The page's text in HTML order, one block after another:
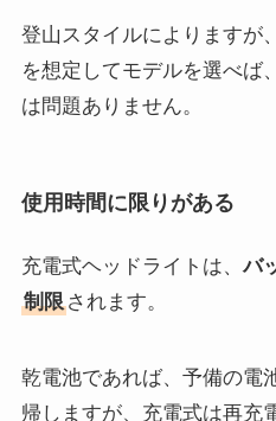
登山スタイルによりますが
を想定してモデルを選べば
は問題ありません。
使用時間に限りがある
充電式ヘッドライトは、バ
制限されます。
乾電池であれば、予備の電
帰しますが、充電式は再充